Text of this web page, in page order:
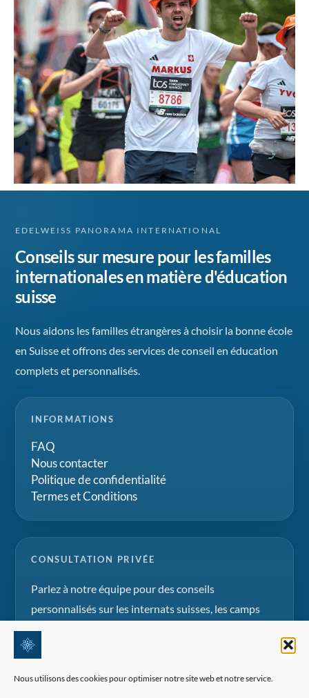
Nous utilisons des cookies pour optimiser notre site web et notre service.
EDELWEISS PANORAMA INTERNATIONAL
Conseils sur mesure pour les familles
internationales en matière d'éducation
suisse
Nous aidons les familles étrangères à choisir la bonne école
en Suisse et offrons des services de conseil en éducation
complets et personnalisés.
INFORMATIONS
FAQ
Nous contacter
Politique de confidentialité
Termes et Conditions
CONSULTATION PRIVÉE
Parlez à notre équipe pour des conseils
personnalisés sur les internats suisses, les camps
d'été et les projets d'éducation familiale.